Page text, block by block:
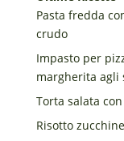
Pasta fredda
crudo
Impasto per
margherita agli
Torta salata
Risotto